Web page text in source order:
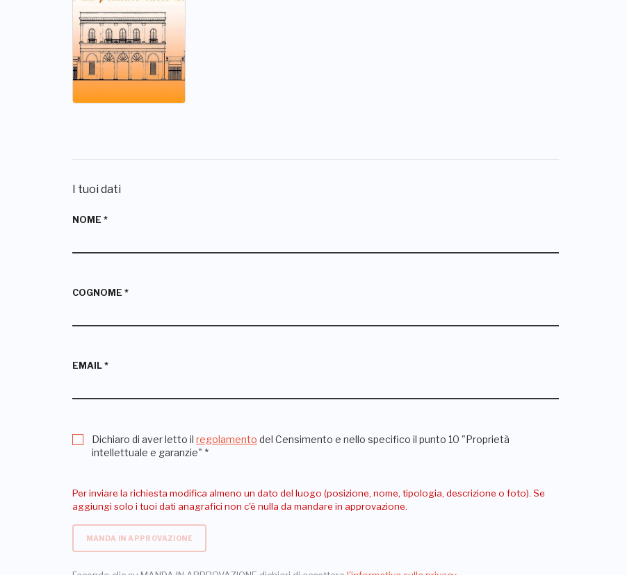
I tuoi dati
NOME *
COGNOME *
EMAIL *
Dichiaro di aver letto il regolamento del Censimento e nello specifico il punto 10 "Proprietà
intellettuale e garanzie" *
Per inviare la richiesta modifica almeno un dato del luogo (posizione, nome, tipologia, descrizione o foto). Se
aggiungi solo i tuoi dati anagrafici non c'è nulla da mandare in approvazione.
MANDA IN APPROVAZIONE